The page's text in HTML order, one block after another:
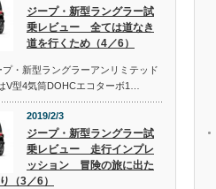
ジープ・新型ラングラー試
乗レビュー 全ては道なき
道を行くため（4／6）
・新型ラングラーアンリミテッド
V型4気筒DOHCエコターボ1…
2019/2/3
ジープ・新型ラングラー試
乗レビュー 走行インプレ
ッション 冒険の旅に出た
（3／6）